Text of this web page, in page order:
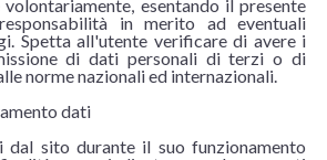
esentando il presente
in merito ad eventuali
Spetta all'utente verificare di avere i
di dati personali di terzi o di
norme nazionali ed internazionali.
dati
sito durante il suo funzionamento